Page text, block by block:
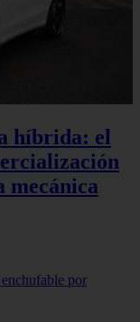
híbrida: el
mecánica